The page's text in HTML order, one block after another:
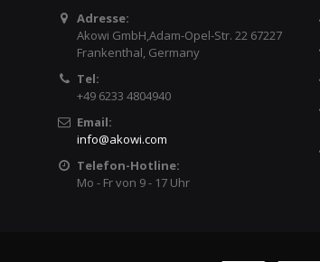
Adresse:
Akowi GmbH,Adam-Opel-Str. 22 67227
Frankenthal, Germany
Tel:
+49 6233 4804940
Email:
info@akowi.com
Telefon-Hotline:
Mo - Fr von 9 - 17 Uhr